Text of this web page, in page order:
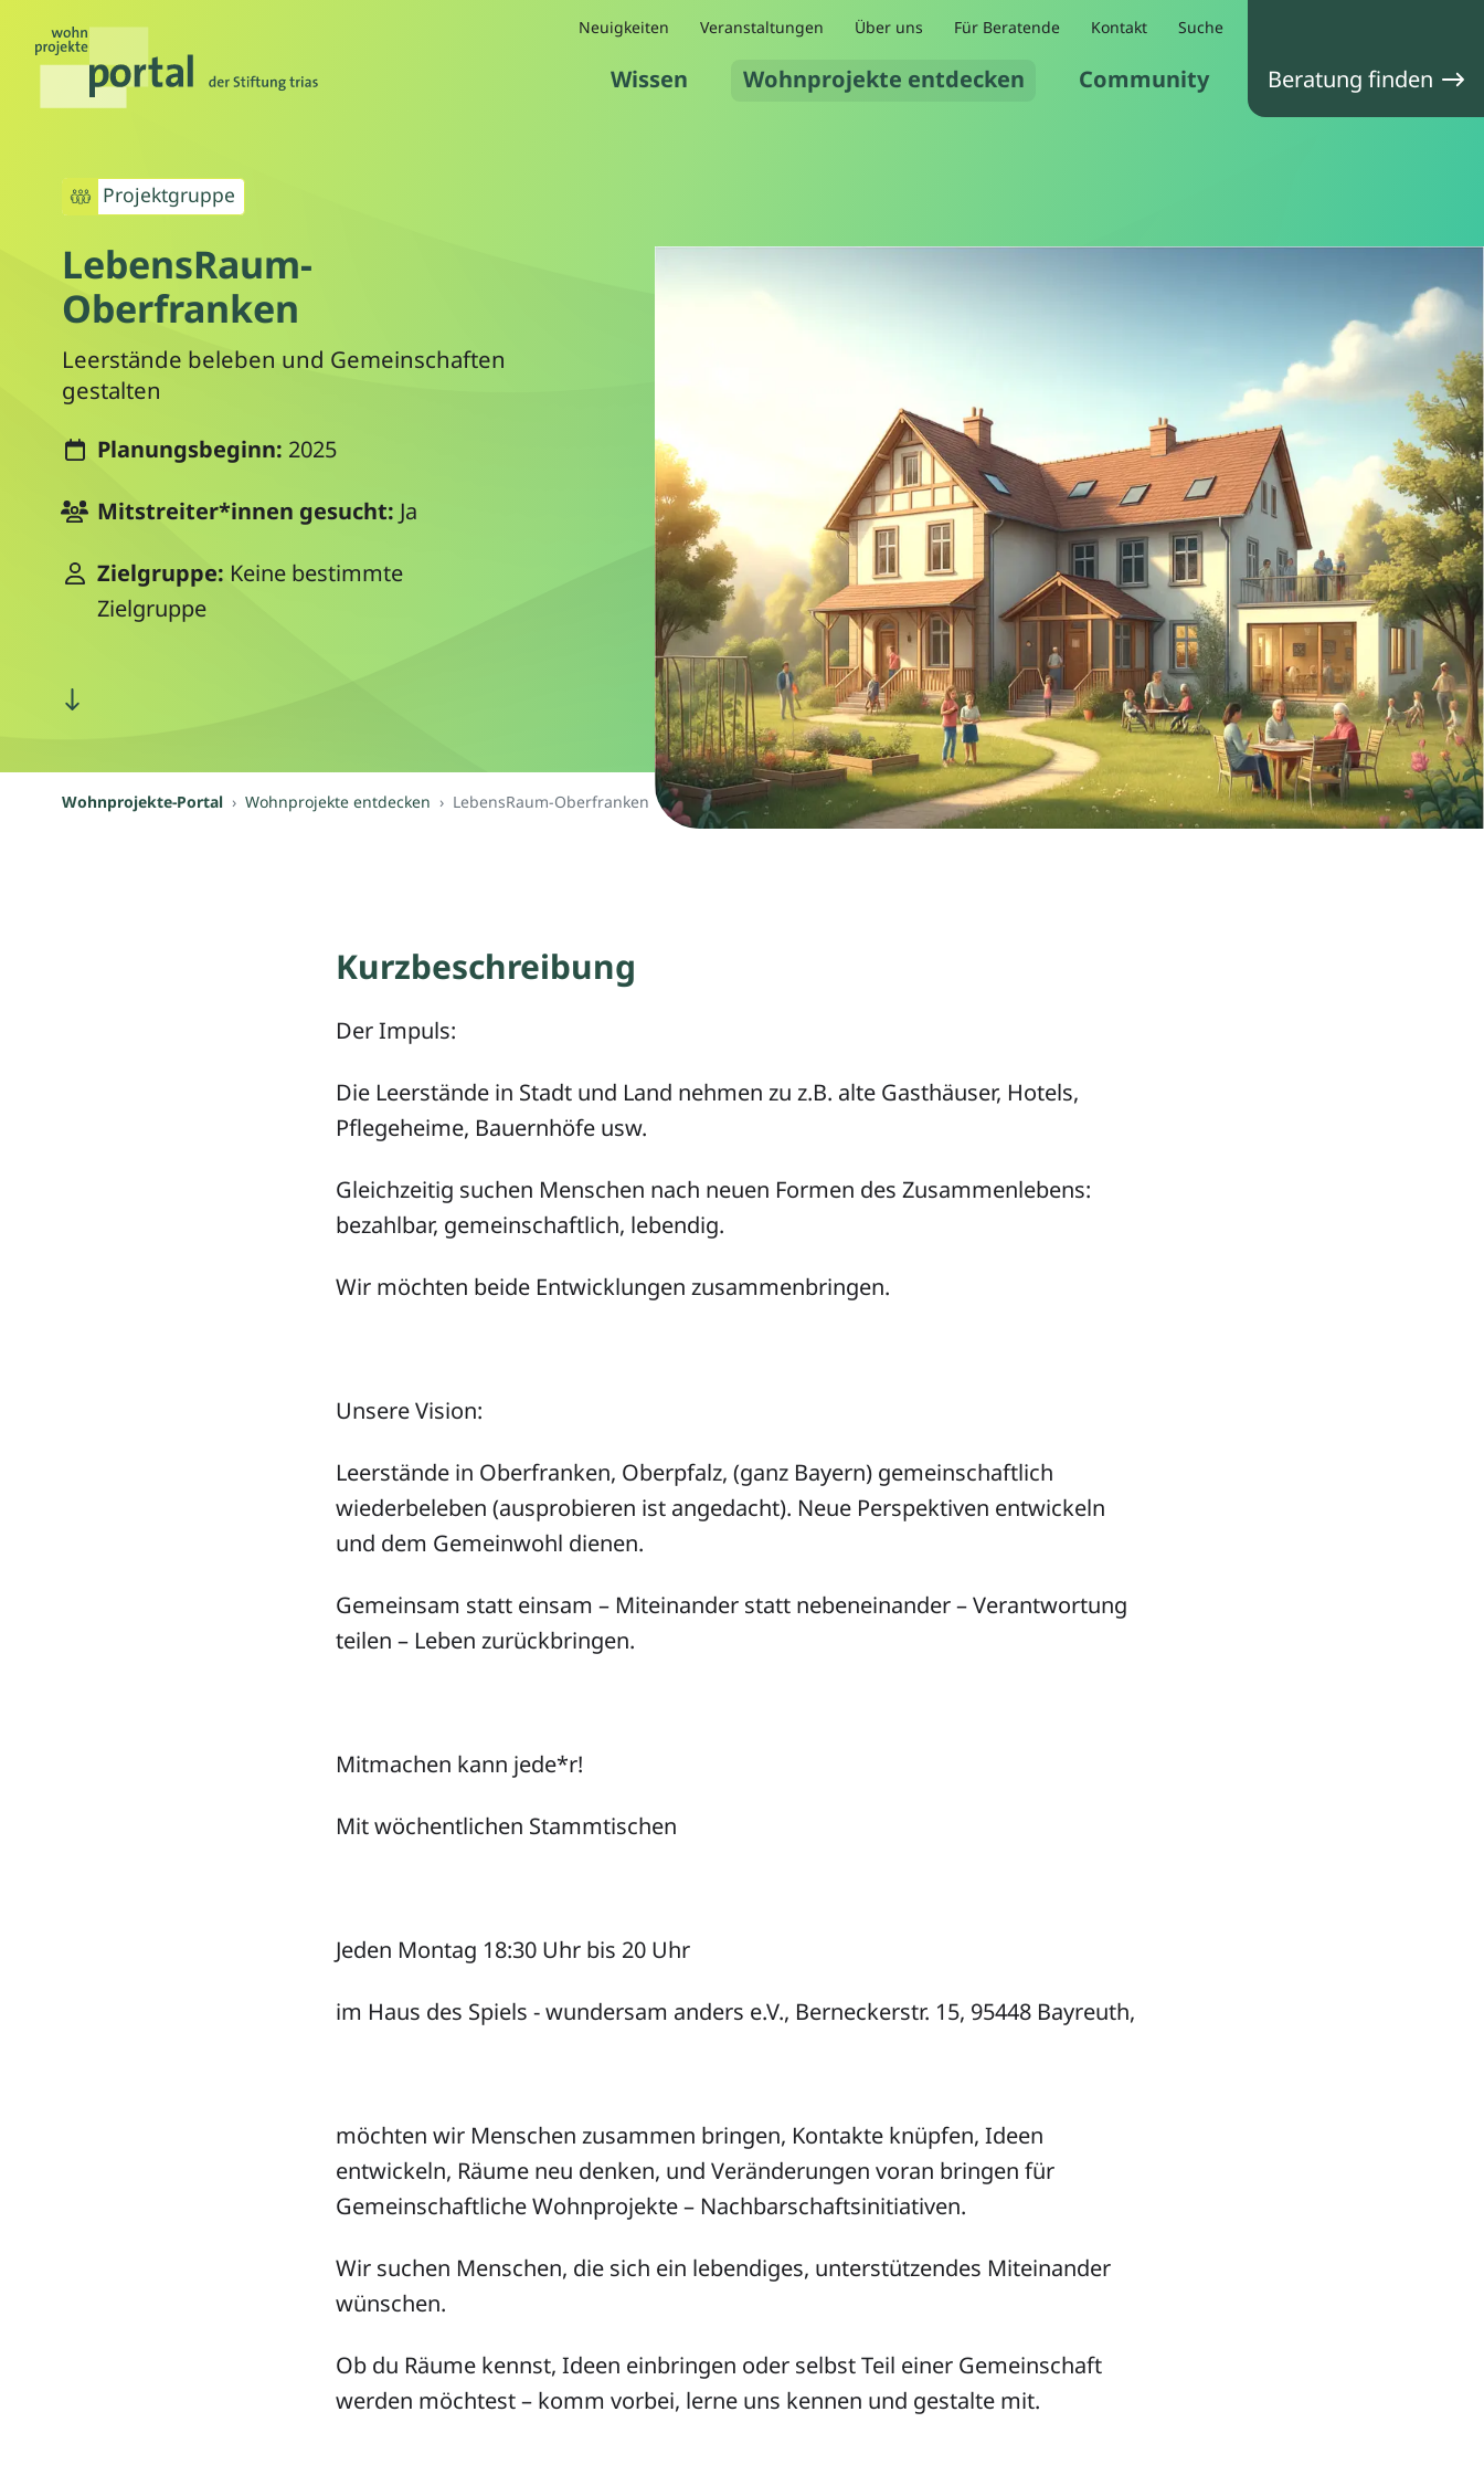
Wissen Wohnprojekte entdecken Community
Neuigkeiten Veranstaltungen Über uns Für Beratende Kontakt Suche
Beratung finden
Projektgruppe
LebensRaum-
Oberfranken
Leerstände beleben und Gemeinschaften
gestalten
Planungsbeginn: 2025
Mitstreiter*innen gesucht: Ja
Zielgruppe: Keine bestimmte
Zielgruppe
Wohnprojekte-Portal Wohnprojekte entdecken LebensRaum-Oberfranken
Kurzbeschreibung
Der Impuls:
Die Leerstände in Stadt und Land nehmen zu z.B. alte Gasthäuser, Hotels,
Pflegeheime, Bauernhöfe usw.
Gleichzeitig suchen Menschen nach neuen Formen des Zusammenlebens:
bezahlbar, gemeinschaftlich, lebendig.
Wir möchten beide Entwicklungen zusammenbringen.
Unsere Vision:
Leerstände in Oberfranken, Oberpfalz, (ganz Bayern) gemeinschaftlich
wiederbeleben (ausprobieren ist angedacht). Neue Perspektiven entwickeln
und dem Gemeinwohl dienen.
Gemeinsam statt einsam – Miteinander statt nebeneinander – Verantwortung
teilen – Leben zurückbringen.
Mitmachen kann jede*r!
Mit wöchentlichen Stammtischen
Jeden Montag 18:30 Uhr bis 20 Uhr
im Haus des Spiels - wundersam anders e.V., Berneckerstr. 15, 95448 Bayreuth,
möchten wir Menschen zusammen bringen, Kontakte knüpfen, Ideen
entwickeln, Räume neu denken, und Veränderungen voran bringen für
Gemeinschaftliche Wohnprojekte – Nachbarschaftsinitiativen.
Wir suchen Menschen, die sich ein lebendiges, unterstützendes Miteinander
wünschen.
Ob du Räume kennst, Ideen einbringen oder selbst Teil einer Gemeinschaft
werden möchtest – komm vorbei, lerne uns kennen und gestalte mit.